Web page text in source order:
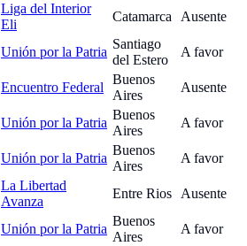
Liga del Interior
Eli
Catamarca Ausente
Unión por la Patria
Santiago
del Estero
A favor
Encuentro Federal
Buenos
Aires
Ausente
Unión por la Patria
Buenos
Aires
A favor
Unión por la Patria
Buenos
Aires
A favor
La Libertad
Avanza
Entre Rios Ausente
Unión por la Patria
Buenos
Aires
A favor